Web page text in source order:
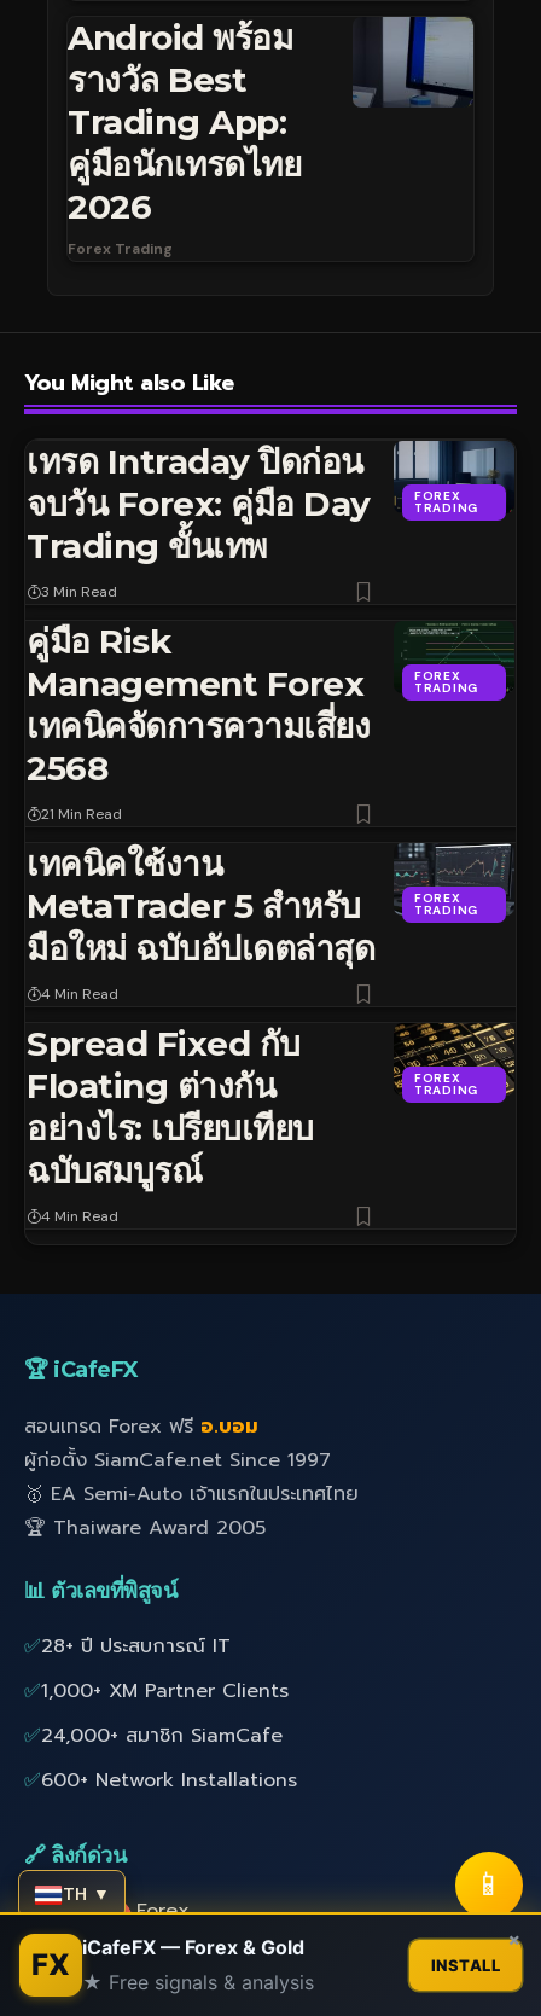
Android พร้อม
รางวัล Best
Trading App:
คู่มือนักเทรดไทย
2026
Forex Trading
You Might also Like
FOREX
TRADING
เทรด Intraday ปิดก่อน
จบวัน Forex: คู่มือ Day
Trading ขั้นเทพ
3 Min Read
FOREX
TRADING
คู่มือ Risk
Management Forex
เทคนิคจัดการความเสี่ยง
2568
21 Min Read
FOREX
TRADING
เทคนิคใช้งาน
MetaTrader 5 สำหรับ
มือใหม่ ฉบับอัปเดตล่าสุด
4 Min Read
FOREX
TRADING
Spread Fixed กับ
Floating ต่างกัน
อย่างไร: เปรียบเทียบ
ฉบับสมบูรณ์
4 Min Read
🏆 iCafeFX
สอนเทรด Forex ฟรี อ.บอม
ผู้ก่อตั้ง SiamCafe.net Since 1997
🥇 EA Semi-Auto เจ้าแรกในประเทศไทย
🏆 Thaiware Award 2005
📊 ตัวเลขที่พิสูจน์
✅28+ ปี ประสบการณ์ IT
✅1,000+ XM Partner Clients
✅24,000+ สมาชิก SiamCafe
✅600+ Network Installations
🔗 ลิงก์ด่วน
📚 สอนเทรด Forex
🤖 EA Forex ฟรี
👤 สมาชิก
TH ▼ 📱
FX iCafeFX — Forex & Gold
★ Free signals & analysis
INSTALL
×
Contact us
Open